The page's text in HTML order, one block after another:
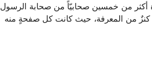
أكثر من خمسين صحابيّاً من صحابة الرسول
كنزٌ من المعرفة، حيث كانت كل صفحةٍ منه